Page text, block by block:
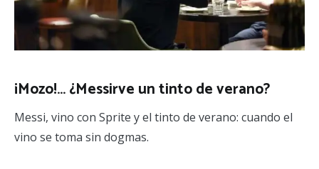
¡Mozo!… ¿Messirve un tinto de verano?
Messi, vino con Sprite y el tinto de verano: cuando el
vino se toma sin dogmas.